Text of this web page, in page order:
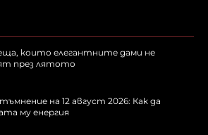
които елегантните дами не
през лятото
на 12 август 2026: Как да
му енергия